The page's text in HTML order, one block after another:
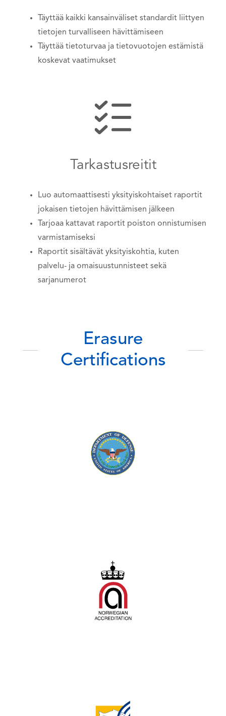
Täyttää kaikki kansainväliset standardit liittyen
tietojen turvalliseen hävittämiseen
Täyttää tietoturvaa ja tietovuotojen estämistä
koskevat vaatimukset
Tarkastusreitit
Luo automaattisesti yksityiskohtaiset raportit
jokaisen tietojen hävittämisen jälkeen
Tarjoaa kattavat raportit poiston onnistumisen
varmistamiseksi
Raportit sisältävät yksityiskohtia, kuten
palvelu- ja omaisuustunnisteet sekä
sarjanumerot
Erasure
Certifications